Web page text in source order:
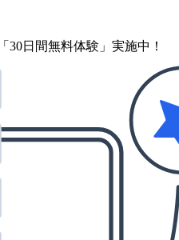
日間無料体験」実施中！